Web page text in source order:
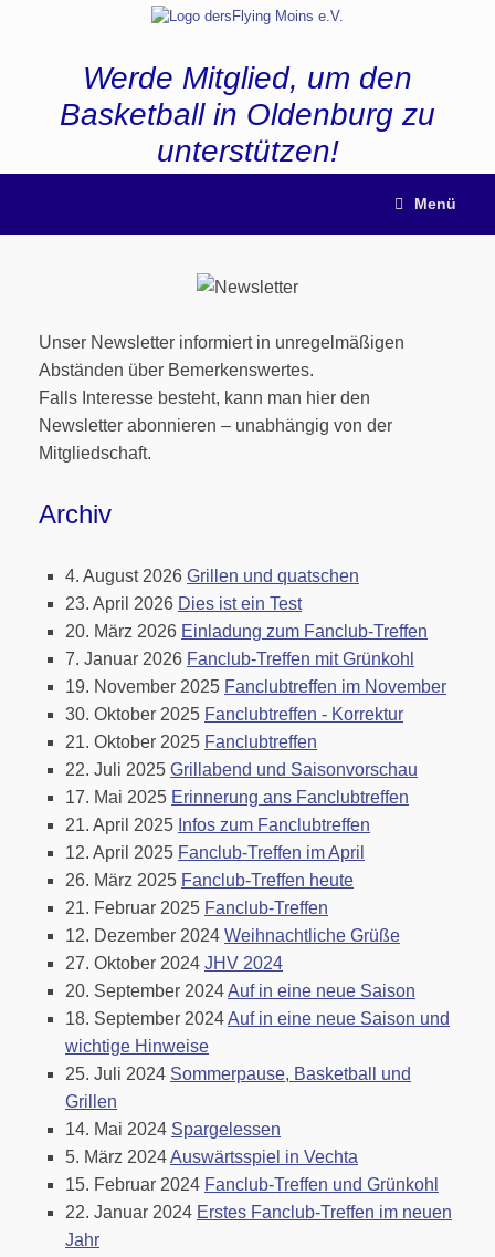
Werde Mitglied, um den
Basketball in Oldenburg zu
unterstützen!
Menü
Unser Newsletter informiert in unregelmäßigen
Abständen über Bemerkenswertes.
Falls Interesse besteht, kann man hier den
Newsletter abonnieren – unabhängig von der
Mitgliedschaft.
Archiv
4. August 2026 Grillen und quatschen
23. April 2026 Dies ist ein Test
20. März 2026 Einladung zum Fanclub-Treffen
7. Januar 2026 Fanclub-Treffen mit Grünkohl
19. November 2025 Fanclubtreffen im November
30. Oktober 2025 Fanclubtreffen - Korrektur
21. Oktober 2025 Fanclubtreffen
22. Juli 2025 Grillabend und Saisonvorschau
17. Mai 2025 Erinnerung ans Fanclubtreffen
21. April 2025 Infos zum Fanclubtreffen
12. April 2025 Fanclub-Treffen im April
26. März 2025 Fanclub-Treffen heute
21. Februar 2025 Fanclub-Treffen
12. Dezember 2024 Weihnachtliche Grüße
27. Oktober 2024 JHV 2024
20. September 2024Auf in eine neue Saison
18. September 2024Auf in eine neue Saison und
wichtige Hinweise
25. Juli 2024 Sommerpause, Basketball und
Grillen
14. Mai 2024 Spargelessen
5. März 2024Auswärtsspiel in Vechta
15. Februar 2024 Fanclub-Treffen und Grünkohl
22. Januar 2024 Erstes Fanclub-Treffen im neuen
Jahr